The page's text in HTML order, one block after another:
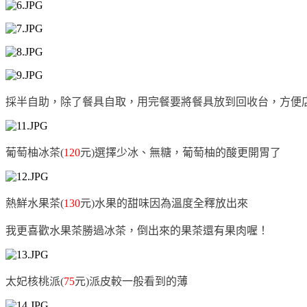
採半自助，除了餐具自取，用完餐要將餐具放到回收台，方便
葡萄柚冰茶(120元)選擇少冰、無糖，葡萄柚的酸更開胃了
熱鮮水果茶(130元)水果的甜味因為溫度全釋放出來
我更喜歡水果茶勝過冰茶，倒出來的果茶還有果肉喔！
太妃核桃派(75元)派皮較一般看到的薄